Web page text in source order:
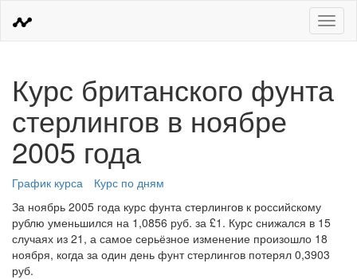
Меню
Курс британского фунта
стерлингов в ноябре
2005 года
График курса
Курс по дням
За ноябрь 2005 года курс фунта стерлингов к российскому
рублю уменьшился на 1,0856 руб. за £1. Курс снижался в 15
случаях из 21, а самое серьёзное изменение произошло 18
ноября, когда за один день фунт стерлингов потерял 0,3903
руб.